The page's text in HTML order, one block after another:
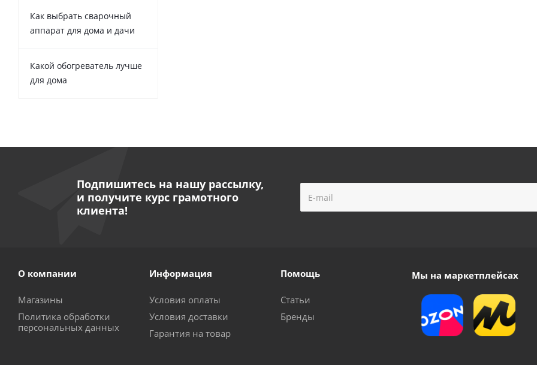
Как выбрать сварочный
аппарат для дома и дачи
Какой обогреватель лучше
для дома
Подпишитесь на нашу рассылку,
и получите курс грамотного
клиента!
О компании
Магазины
Политика обработки
персональных данных
Информация
Условия оплаты
Условия доставки
Гарантия на товар
Помощь
Статьи
Бренды
Мы на маркетплейсах